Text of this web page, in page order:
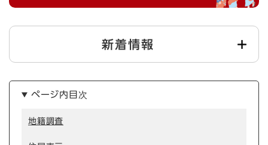
新着情報
ページ内目次
地籍調査